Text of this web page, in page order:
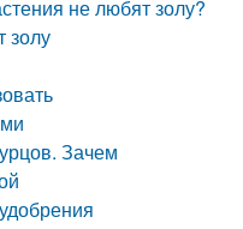
не любят золу?
золу
Зачем